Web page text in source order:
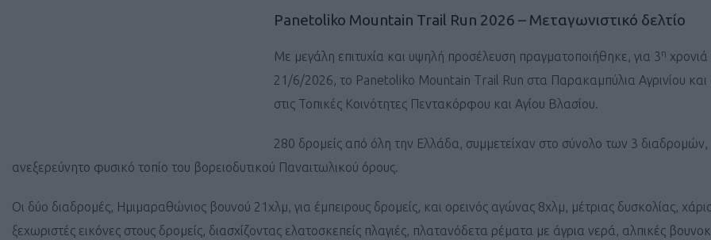
Panetoliko Mountain Trail Run 2026 – Μεταγωνιστικό δελτίο
Με μεγάλη επιτυχία και υψηλή προσέλευση πραγματοποιήθηκε, για 3η
21/6/2026, το Panetoliko Mountain Trail Run στα Παρακαμπύλια Αγρινίου και
στις Τοπικές Κοινότητες Πεντακόρφου και Αγίου Βλασίου.
280 δρομείς από όλη την Ελλάδα, συμμετείχαν στο σύνολο των 3 διαδρομών,
ανεξερεύνητο φυσικό τοπίο του βορειοδυτικού Παναιτωλικού όρους.
Οι δύο διαδρομές, Ημιμαραθώνιος βουνού 21χλμ, για έμπειρους δρομείς, και ορεινός αγώνας 8χλμ, μέτριας δυσκολίας,
ξεχωριστές εικόνες στους δρομείς, διασχίζοντας ελατοσκεπείς πλαγιές, πλατανόδετα ρέματα με άγρια νερά, αλπικές